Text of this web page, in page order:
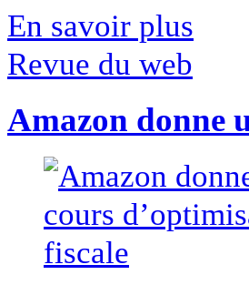
En savoir plus
Revue du web
Amazon donne